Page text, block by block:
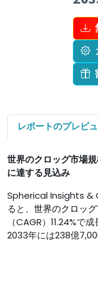
レポートのプレビ
世界のクロッグ市場
に達する見込み
Spherical Insights &
ると、 世界のクロッ
（CAGR）11.24%で
2033年には238億